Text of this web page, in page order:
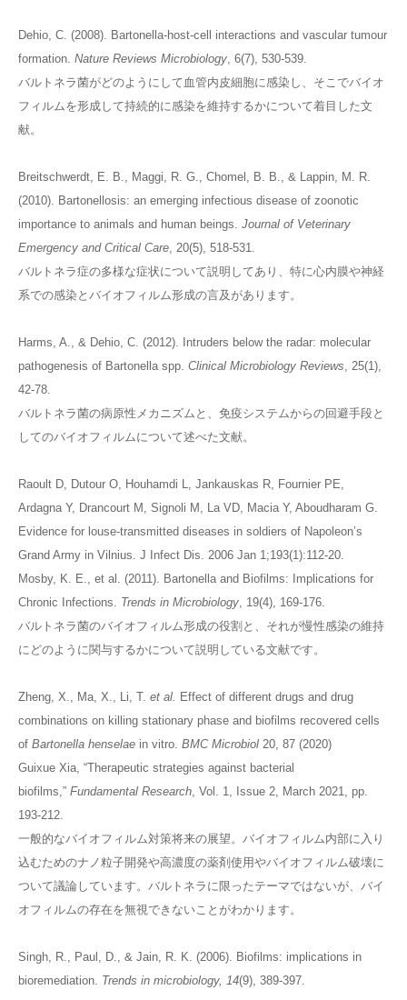
Dehio, C. (2008). Bartonella-host-cell interactions and vascular tumour
formation. Nature Reviews Microbiology, 6(7), 530-539.
バルトネラ菌がどのようにして血管内皮細胞に感染し、そこでバイオ
フィルムを形成して持続的に感染を維持するかについて着目した文
献。
Breitschwerdt, E. B., Maggi, R. G., Chomel, B. B., & Lappin, M. R.
(2010). Bartonellosis: an emerging infectious disease of zoonotic
importance to animals and human beings. Journal of Veterinary
Emergency and Critical Care, 20(5), 518-531.
バルトネラ症の多様な症状について説明してあり、特に心内膜や神経
系での感染とバイオフィルム形成の言及があります。
Harms, A., & Dehio, C. (2012). Intruders below the radar: molecular
pathogenesis of Bartonella spp. Clinical Microbiology Reviews, 25(1),
42-78.
バルトネラ菌の病原性メカニズムと、免疫システムからの回避手段と
してのバイオフィルムについて述べた文献。
Raoult D, Dutour O, Houhamdi L, Jankauskas R, Fournier PE,
Ardagna Y, Drancourt M, Signoli M, La VD, Macia Y, Aboudharam G.
Evidence for louse-transmitted diseases in soldiers of Napoleon’s
Grand Army in Vilnius. J Infect Dis. 2006 Jan 1;193(1):112-20.
Mosby, K. E., et al. (2011). Bartonella and Biofilms: Implications for
Chronic Infections. Trends in Microbiology, 19(4), 169-176.
バルトネラ菌のバイオフィルム形成の役割と、それが慢性感染の維持
にどのように関与するかについて説明している文献です。
Zheng, X., Ma, X., Li, T. et al. Effect of different drugs and drug
combinations on killing stationary phase and biofilms recovered cells
of Bartonella henselae in vitro. BMC Microbiol 20, 87 (2020)
Guixue Xia, “Therapeutic strategies against bacterial
biofilms,” Fundamental Research, Vol. 1, Issue 2, March 2021, pp.
193-212.
一般的なバイオフィルム対策将来の展望。バイオフィルム内部に入り
込むためのナノ粒子開発や高濃度の薬剤使用やバイオフィルム破壊に
ついて議論しています。バルトネラに限ったテーマではないが、バイ
オフィルムの存在を無視できないことがわかります。
Singh, R., Paul, D., & Jain, R. K. (2006). Biofilms: implications in
bioremediation. Trends in microbiology, 14(9), 389-397.